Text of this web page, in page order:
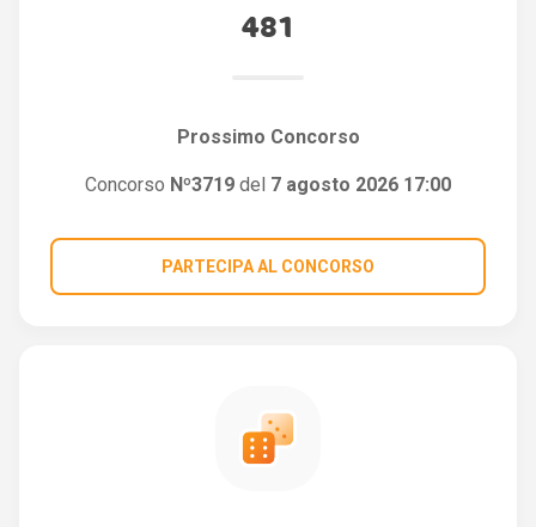
481
Prossimo Concorso
Concorso Nº3719 del 7 agosto 2026 17:00
PARTECIPA AL CONCORSO